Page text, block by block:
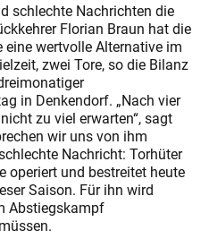
schlechte Nachrichten die
Florian Braun hat die
wertvolle Alternative im
zwei Tore, so die Bilanz
in Denkendorf. „Nach vier
zu viel erwarten“, sagt
wir uns von ihm
Nachricht: Torhüter
operiert und bestreitet heute
Saison. Für ihn wird
Abstiegskampf